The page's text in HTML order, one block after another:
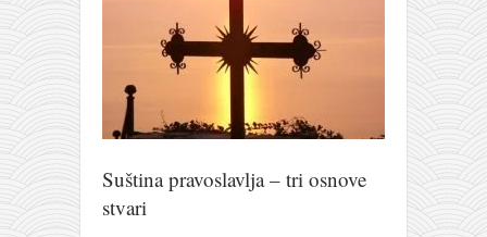
Svetlopis
duhovni otac
pravoslavlje
zabranjena istorija
ćirilica
porodične priče
Suština pravoslavlja – tri osnove
stvari